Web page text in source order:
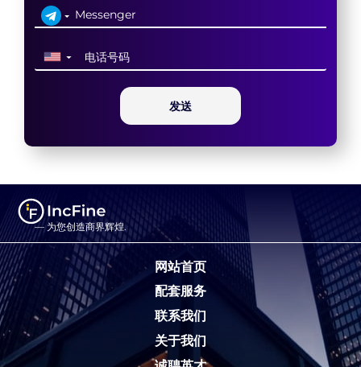
▼
发送
— 为您创造商界辉煌.
网站首页
配套服务
联系我们
关于我们